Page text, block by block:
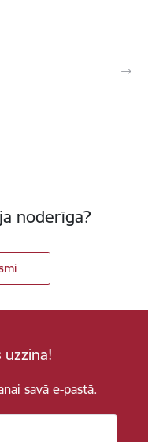
noderīga?
uzzina!
savā e-pastā.